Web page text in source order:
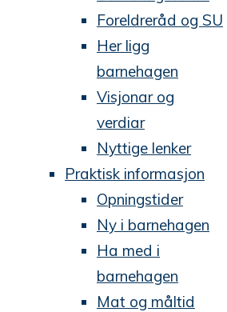
Foreldreråd og SU
Her ligg
barnehagen
Visjonar og
verdiar
Nyttige lenker
Praktisk informasjon
Opningstider
Ny i barnehagen
Ha med i
barnehagen
Mat og måltid